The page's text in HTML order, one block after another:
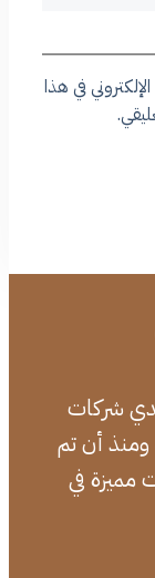
في هذا
شركات
أن تم
مميزة في